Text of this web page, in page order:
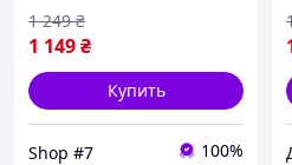
1 149₴
1 249 ₴
Купить
Shop #7 100%